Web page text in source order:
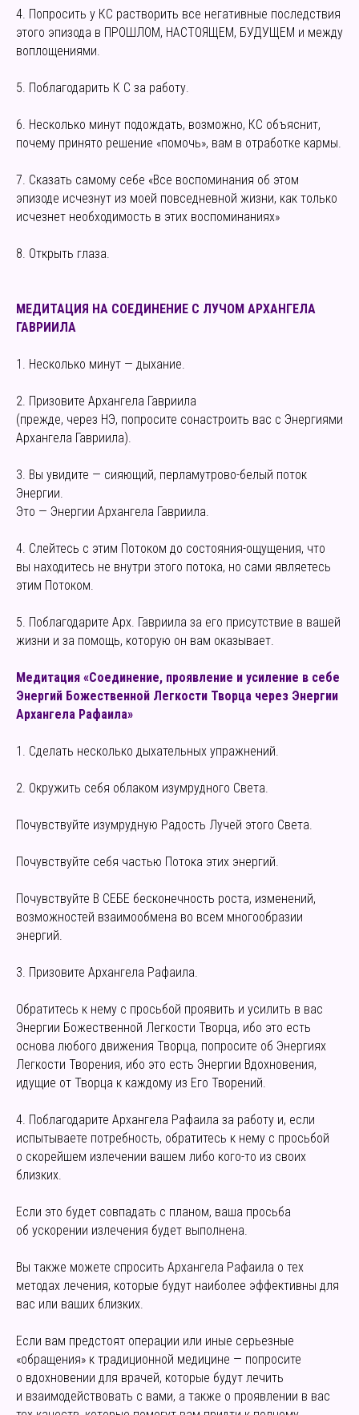
4. Попросить у КС растворить все негативные последствия
этого эпизода в ПРОШЛОМ, НАСТОЯЩЕМ, БУДУЩЕМ и между
воплощениями.
5. Поблагодарить К С за работу.
6. Несколько минут подождать, возможно, КС объяснит,
почему принято решение «помочь», вам в отработке кармы.
7. Сказать самому себе «Все воспоминания об этом
эпизоде исчезнут из моей повседневной жизни, как только
исчезнет необходимость в этих воспоминаниях»
8. Открыть глаза.
МЕДИТАЦИЯ НА СОЕДИНЕНИЕ С ЛУЧОМ АРХАНГЕЛА
ГАВРИИЛА
1. Несколько минут — дыхание.
2. Призовите Архангела Гавриила
(прежде, через НЭ, попросите сонастроить вас с Энергиями
Архангела Гавриила).
3. Вы увидите — сияющий, перламутрово-белый поток
Энергии.
Это — Энергии Архангела Гавриила.
4. Слейтесь с этим Потоком до состояния-ощущения, что
вы находитесь не внутри этого потока, но сами являетесь
этим Потоком.
5. Поблагодарите Арх. Гавриила за его присутствие в вашей
жизни и за помощь, которую он вам оказывает.
Медитация «Соединение, проявление и усиление в себе
Энергий Божественной Легкости Творца через Энергии
Архангела Рафаила»
1. Сделать несколько дыхательных упражнений.
2. Окружить себя облаком изумрудного Света.
Почувствуйте изумрудную Радость Лучей этого Света.
Почувствуйте себя частью Потока этих энергий.
Почувствуйте В СЕБЕ бесконечность роста, изменений,
возможностей взаимообмена во всем многообразии
энергий.
3. Призовите Архангела Рафаила.
Обратитесь к нему с просьбой проявить и усилить в вас
Энергии Божественной Легкости Творца, ибо это есть
основа любого движения Творца, попросите об Энергиях
Легкости Творения, ибо это есть Энергии Вдохновения,
идущие от Творца к каждому из Его Творений.
4. Поблагодарите Архангела Рафаила за работу и, если
испытываете потребность, обратитесь к нему с просьбой
о скорейшем излечении вашем либо кого-то из своих
близких.
Если это будет совпадать с планом, ваша просьба
об ускорении излечения будет выполнена.
Вы также можете спросить Архангела Рафаила о тех
методах лечения, которые будут наиболее эффективны для
вас или ваших близких.
Если вам предстоят операции или иные серьезные
«обращения» к традиционной медицине — попросите
о вдохновении для врачей, которые будут лечить
и взаимодействовать с вами, а также о проявлении в вас